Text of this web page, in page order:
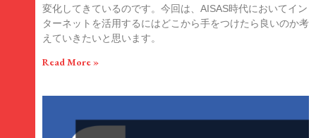
変化してきているのです。今回は、AISAS時代においてイン
ターネットを活用するにはどこから手をつけたら良いのか考
えていきたいと思います。
Read More »